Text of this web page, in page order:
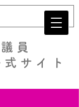
員
サイト